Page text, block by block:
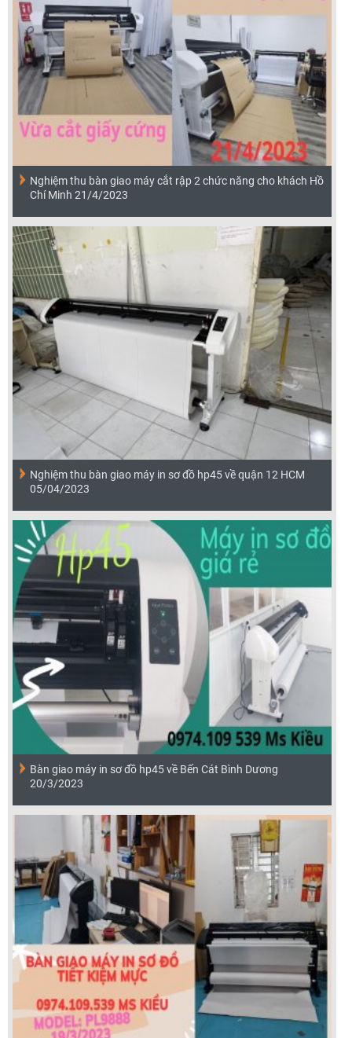
Nghiệm thu bàn giao máy cắt rập 2 chức năng cho khách Hồ
Chí Minh 21/4/2023
Nghiệm thu bàn giao máy in sơ đồ hp45 về quận 12 HCM
05/04/2023
Bàn giao máy in sơ đồ hp45 về Bến Cát Bình Dương
20/3/2023